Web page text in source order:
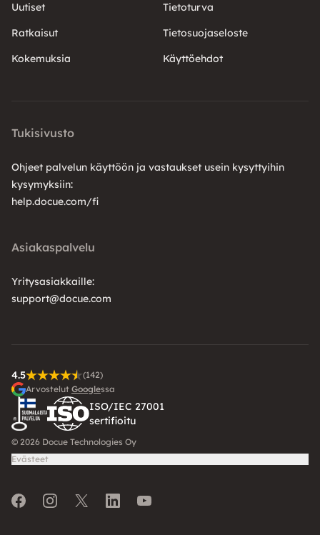
Uutiset
Ratkaisut
Kokemuksia
Tietoturva
Tietosuojaseloste
Käyttöehdot
Tukisivusto
Ohjeet palvelun käyttöön ja vastaukset usein kysyttyihin
kysymyksiin:
help.docue.com/fi
Asiakaspalvelu
Yritysasiakkaille:
support@docue.com
4.5
(142)
Arvostelut Googlessa
ISO/IEC 27001
sertifioitu
© 2026 Docue Technologies Oy
Evästeet
FacebookInstagramTwitterLinkedInYoutube